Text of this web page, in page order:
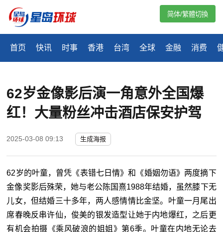
首页 快讯 时事 香港 台湾 全球 金融 消费
简体/繁體切換
62岁金像影后演一角意外全国爆
红！大量粉丝冲击酒店保安护驾
2025-03-08 09:13 生成海报
62岁的叶童，曾凭《表错七日情》和《婚姻勿语》两度摘下
金像奖影后殊荣，她与老公陈国熹1988年结婚，虽然膝下无
儿女，但结婚三十多年，两人感情情比金坚。叶童一月尾出
席春晚反串许仙，俊美的银发造型让她于内地爆红，之后更
有机会拍摄《乘风破浪的姐姐》第6季。叶童在内地无论去